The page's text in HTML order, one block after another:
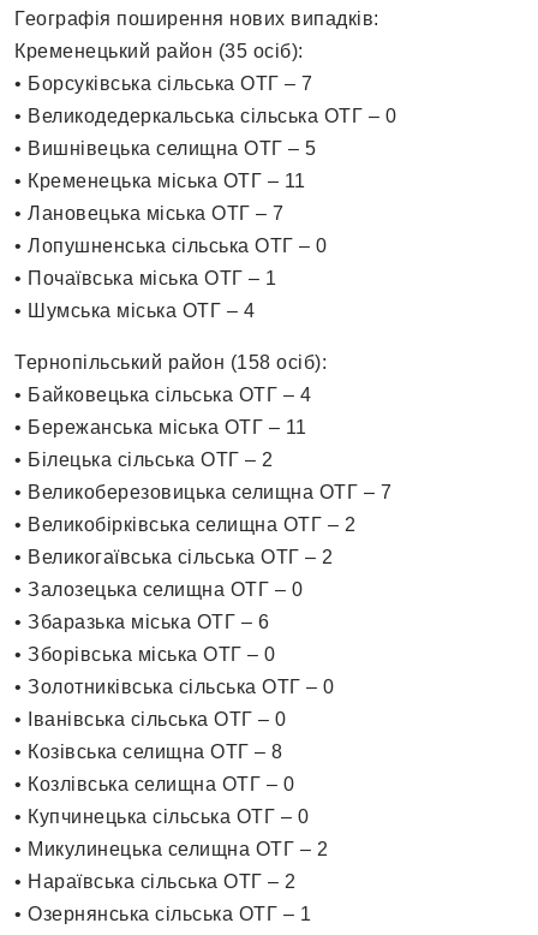
Географія поширення нових випадків:
Кременецький район (35 осіб):
• Борсуківська сільська ОТГ – 7
• Великодедеркальська сільська ОТГ – 0
• Вишнівецька селищна ОТГ – 5
• Кременецька міська ОТГ – 11
• Лановецька міська ОТГ – 7
• Лопушненська сільська ОТГ – 0
• Почаївська міська ОТГ – 1
• Шумська міська ОТГ – 4
Тернопільський район (158 осіб):
• Байковецька сільська ОТГ – 4
• Бережанська міська ОТГ – 11
• Білецька сільська ОТГ – 2
• Великоберезовицька селищна ОТГ – 7
• Великобірківська селищна ОТГ – 2
• Великогаївська сільська ОТГ – 2
• Залозецька селищна ОТГ – 0
• Збаразька міська ОТГ – 6
• Зборівська міська ОТГ – 0
• Золотниківська сільська ОТГ – 0
• Іванівська сільська ОТГ – 0
• Козівська селищна ОТГ – 8
• Козлівська селищна ОТГ – 0
• Купчинецька сільська ОТГ – 0
• Микулинецька селищна ОТГ – 2
• Нараївська сільська ОТГ – 2
• Озернянська сільська ОТГ – 1